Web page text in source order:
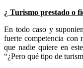
¿ Turismo prestado o
En todo caso y
fuerte competencia con
que nadie quiere en
“¿Pero qué tipo de